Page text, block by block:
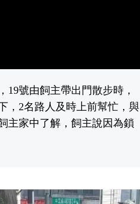
19號由飼主帶出門散步時，
，2名路人及時上前幫忙，與
主家中了解，飼主說因為鎖